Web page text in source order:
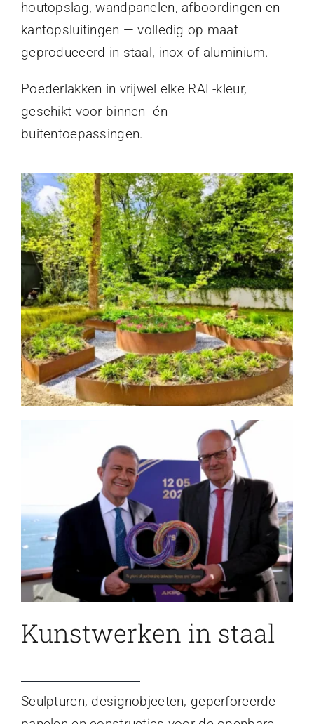
houtopslag, wandpanelen, afboordingen en
kantopsluitingen — volledig op maat
geproduceerd in staal, inox of aluminium.
Poederlakken in vrijwel elke RAL-kleur,
geschikt voor binnen- én
buitentoepassingen.
Kunstwerken in staal
Sculpturen, designobjecten, geperforeerde